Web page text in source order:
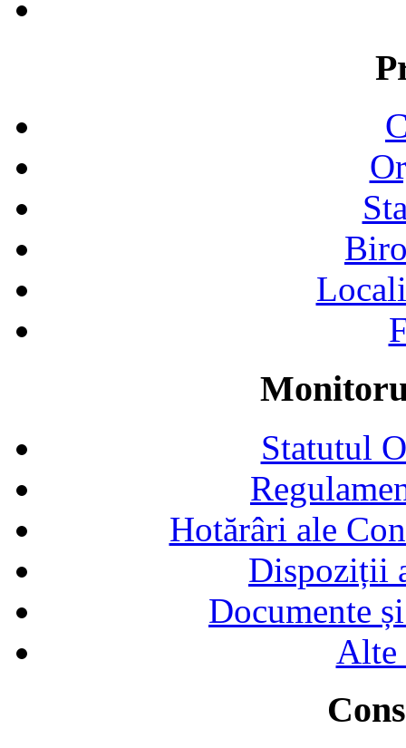
Statutul
Hotărâri ale
Dispoziții
Documente
Alte